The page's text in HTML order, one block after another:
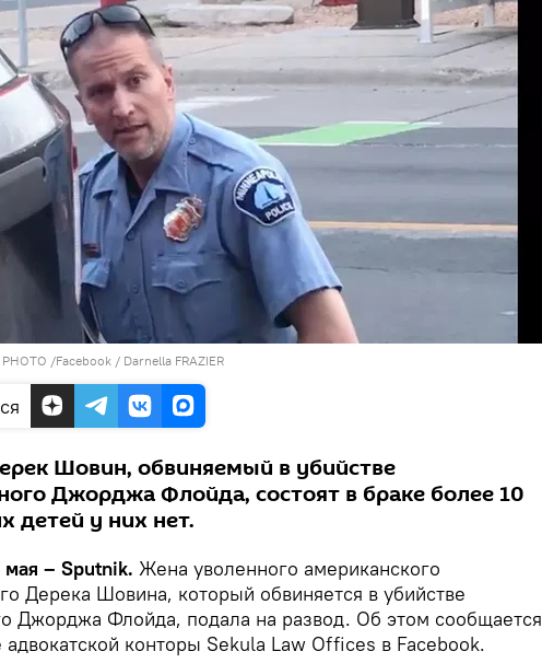
/Facebook / Darnella FRAZIER
Шовин, обвиняемый в убийстве
Джорджа Флойда, состоят в браке более 10
детей у них нет.
– Sputnik. Жена уволенного американского
Дерека Шовина, который обвиняется в убийстве
Джорджа Флойда, подала на развод. Об этом сообщается
адвокатской конторы Sekula Law Offices в Facebook.